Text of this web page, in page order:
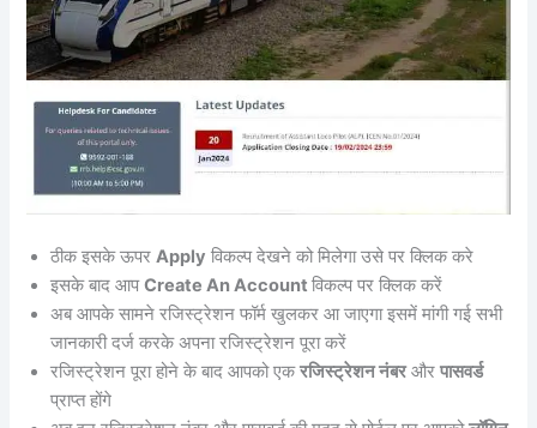
ठीक इसके ऊपरApply विकल्प देखने को मिलेगा उसे पर क्लिक करे
इसके बाद आपCreate An Accountविकल्प पर क्लिक करें
अब आपके सामने रजिस्ट्रेशन फॉर्म खुलकर आ जाएगा इसमें मांगी गई सभी
जानकारी दर्ज करके अपना रजिस्ट्रेशन पूरा करें
रजिस्ट्रेशन पूरा होने के बाद आपको एकरजिस्ट्रेशन नंबरऔरपासवर्ड
प्राप्त होंगे